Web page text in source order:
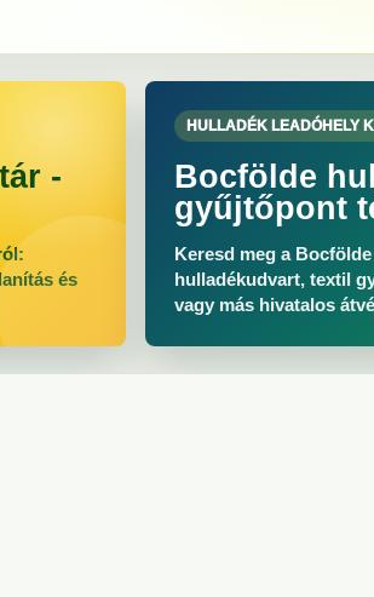
-
és
HULLADÉK LEADÓHELY
Bocfölde
gyűjtőpont
Keresd meg a
hulladékudvart, textil
vagy más hivatalos